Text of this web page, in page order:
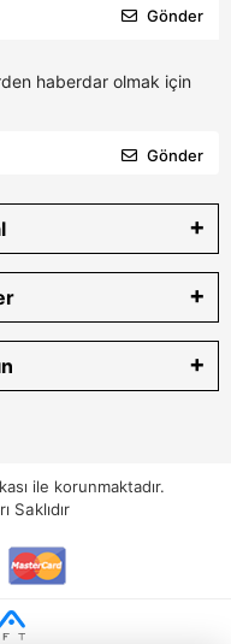
Gönder
haberdar olmak için
Gönder
ile korunmaktadır.
Saklıdır